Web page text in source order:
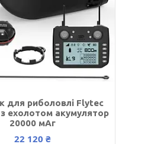
для риболовлі Flytec
з ехолотом акумулятор
20000 мАг
22 120 ₴